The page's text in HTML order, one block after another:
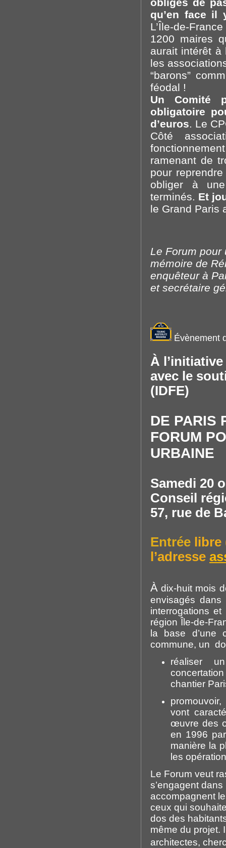
qu’en face il
L’Île-de-
1200 maires
aurait intérêt à
les
“barons”
féodal !
Un Comité
obligatoire
d’euros. Le
Côté
ramenant de
pour
obliger à
terminés. Et
le Grand Paris
Le Forum pour
mémoire de
enquêteur à
et secrétaire
Évènement
À
avec le
(IDFE)
DE PARIS
FORUM
URBAINE
Samedi 20
Conseil
57, rue de
Entrée
l’adresse
À dix-huit mois
envisagés
interrogations et
région Île-de-
la base d’une
commune, un
réaliser
chantier
vont
œuvre des
en 1996
manière la
les
Le Forum veut
s’engagent
accompagnent
ceux qui
dos des
même du projet.
architectes,